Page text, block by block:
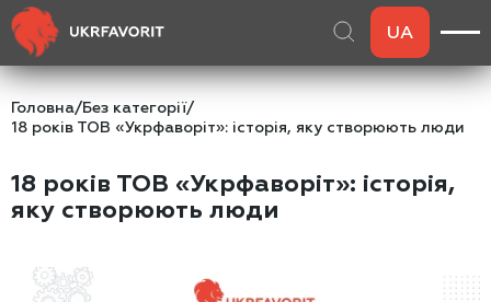
UA
Головна/Без категорії/
18 років ТОВ «Укрфаворіт»: історія, яку створюють люди
18 років ТОВ «Укрфаворіт»: історія,
яку створюють люди